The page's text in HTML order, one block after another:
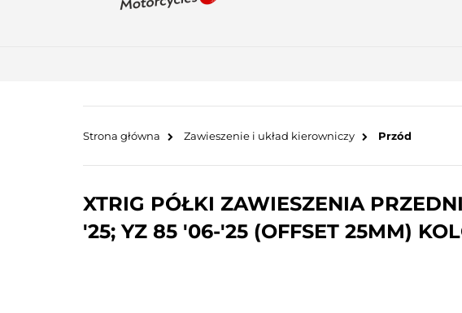
Strona główna Zawieszenie i układ kierowniczy Przód
XTRIG PÓŁKI ZAWIESZENIA
'25; YZ 85 '06-'25 (OFFSET 25MM)